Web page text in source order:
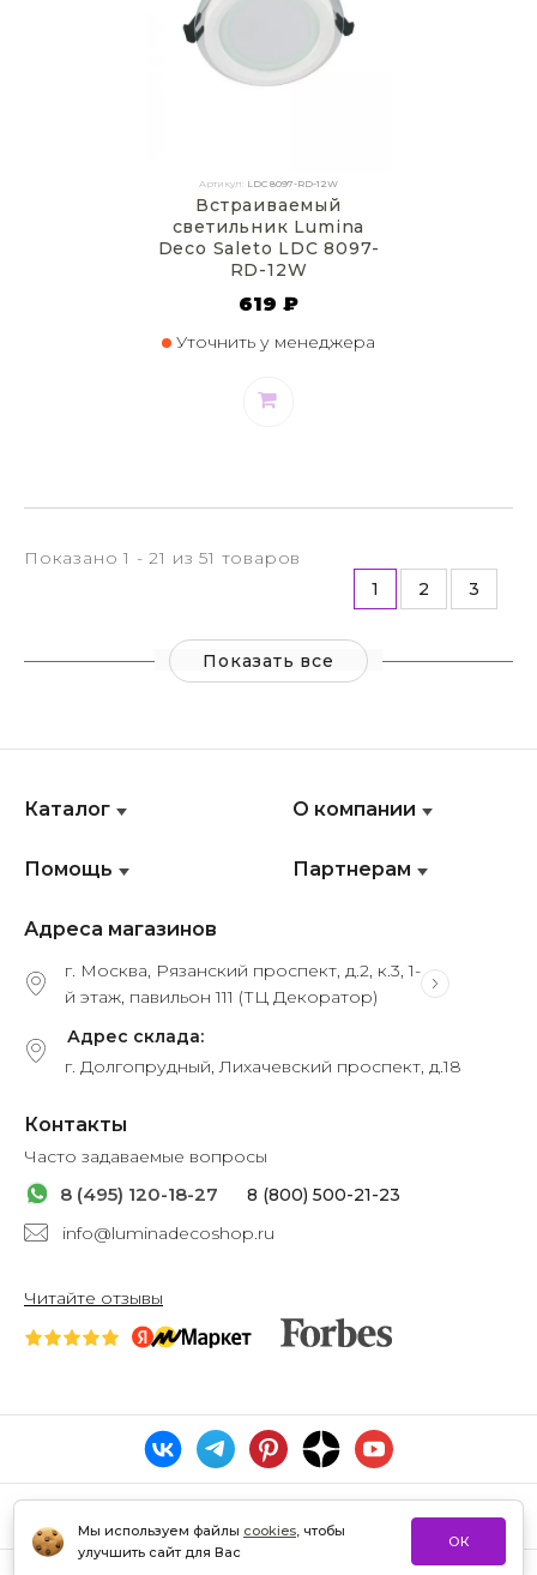
Мы используем файлы cookies, чтобы
улучшить сайт для Вас
ОК
Артикул: LDC 8097-RD-12W
Встраиваемый
светильник Lumina
Deco Saleto LDC 8097-
RD-12W
619 ₽
Уточнить у менеджера
Показано 1 - 21 из 51 товаров
1
2 3
Показать все
Каталог
Помощь
О компании
Партнерам
Адреса магазинов
г. Москва, Рязанский проспект, д.2, к.3, 1-
й этаж, павильон 111 (ТЦ Декоратор)
Адрес склада:
г. Долгопрудный, Лихачевский проспект, д.18
Контакты
Часто задаваемые вопросы
8 (495) 120-18-27
8 (800) 500-21-23
info@luminadecoshop.ru
Читайте отзывы